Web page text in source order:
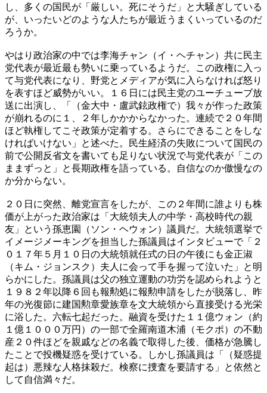
し、多くの国民が「厳しい。死にそうだ」と大騒ぎしている
が、いったいどのような人たちが最近うまくいっているのだ
ろうか。
やはり政治家の中では李海チャン（イ・ヘチャン）共に民主
党代表が最近最も勢いに乗っているようだ。この政権に入っ
て与党代表になり、野党とメディアが気に入らなければ怒り
を表すほど威勢がいい。１６日には民主党のユーチューブ放
送に出演し、「（金大中・盧武鉉政権で）我々が作った政策
が崩れるのに１、２年しかかからなかった。連続で２０年間
ほど執権してこそ政策が定着する。さらにできることをしな
ければいけない」と述べた。民生経済の失敗について国民の
前で公開反省文を書いても足りない状況で与党代表が「この
ままずっと」と長期政権を語っている。自信なのか傲慢なの
か分からない。
２０日に突然、離党宣言をしたが、この２年間に誰よりも株
価が上がった政治家は「大統領夫人の中学・高校時代の親
友」という孫恵園（ソン・ヘウォン）議員だ。大統領選挙で
イメージメーキングを担当した孫議員はインタビューで「２
０１７年５月１０日の大統領就任式の日の午後にも金正淑
（キム・ジョンスク）夫人に会って手を握って泣いた」と明
らかにした。孫議員は父の独立運動の功労を認められようと
１９８２年以降６回も報勲処に報勲申請をしたが脱落し、昨
年の光復節に建国勲章愛族章を文大統領から直接受ける光栄
に浴した。六転七起だった。融資を受けた１１億ウォン（約
１億１０００万円）の一部で全羅南道木浦（モクポ）の不動
産２０件ほどを親戚などの名義で取得した後、価格が急騰し
たことで投機疑惑を受けている。しかし孫議員は「（疑惑提
起は）悪辣な人格抹殺だ。検察に捜査を要請する」と依然と
して自信満々だ。